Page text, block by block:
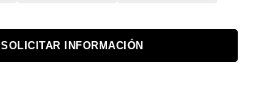
SOLICITAR INFORMACIÓN